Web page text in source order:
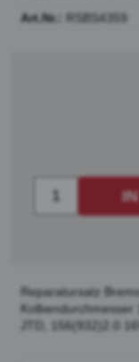
Art.Nr.: RSBS4359
Reparatursatz
Kolbendurchmesser
JTD, 156(932)2.0